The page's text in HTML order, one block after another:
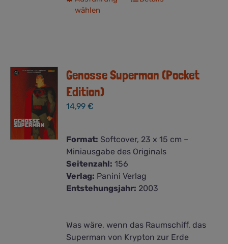
wählen
Die
gewählt
werden
Genosse Superman (Pocket
Edition)
14,99€
Format: Softcover, 23 x 15 cm –
Miniausgabe des Originals
Seitenzahl: 156
Verlag: Panini Verlag
Entstehungsjahr: 2003
Was wäre, wenn das Raumschiff, das
Superman von Krypton zur Erde